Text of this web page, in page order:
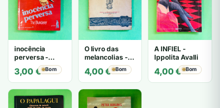
inocência
perversa -
PATRICIA
HIGHSMITH
3,00 € Bom
O livro das
melancolias -
Mantegazza
4,00€ Bom
A INFIEL -
Ippolita Avalli
4,00€ Bom